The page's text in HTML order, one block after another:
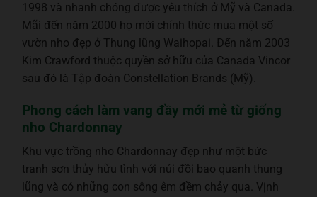
1998 và nhanh chóng được yêu thích ở Mỹ và Canada.
Mãi đến năm 2000 họ mới chính thức mua một số
vườn nho đẹp ở Thung lũng Waihopai. Đến năm 2003
Kim Crawford thuộc quyền sở hữu của Canada Vincor
sau đó là Tập đoàn Constellation Brands (Mỹ).
Phong cách làm vang đầy mới mẻ từ giống
nho Chardonnay
Khu vực trồng nho Chardonnay đẹp như một bức
tranh sơn thủy hữu tình với núi đồi bao quanh thung
lũng và có những con sông êm đềm chảy qua. Vịnh